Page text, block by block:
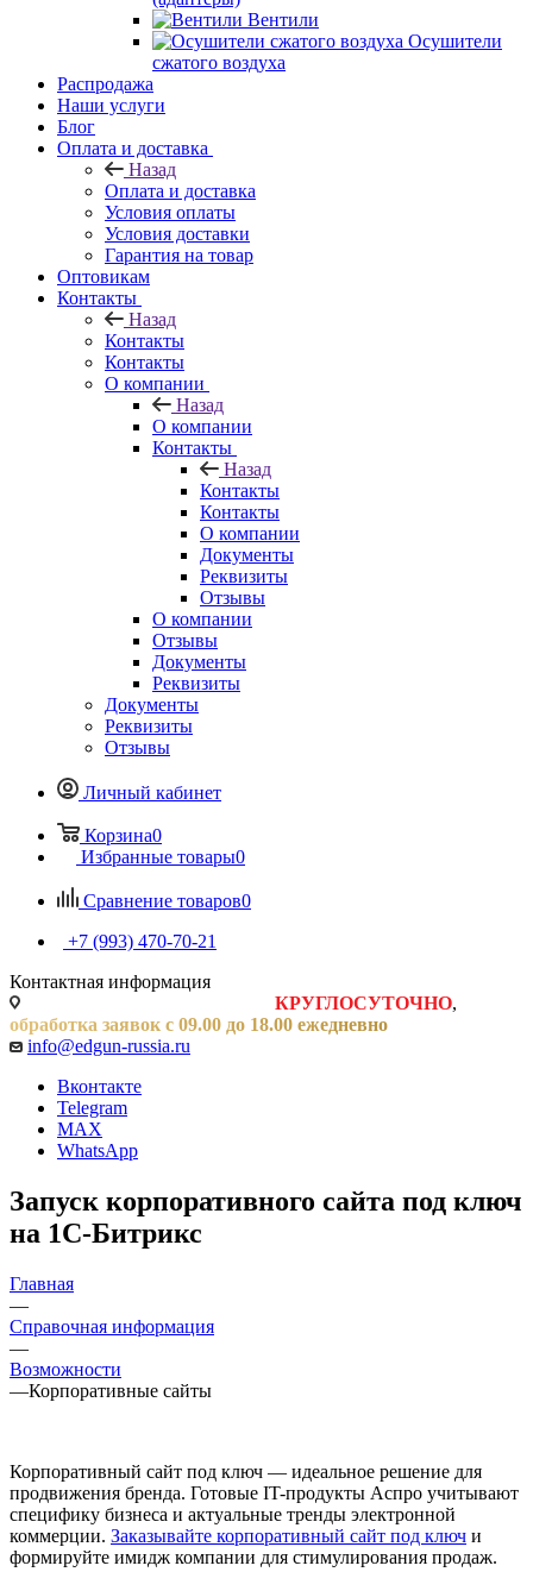
Вентили
Осушители
сжатого воздуха
Распродажа
Наши услуги
Блог
Оплата и доставка
Назад
Оплата и доставка
Условия оплаты
Условия доставки
Гарантия на товар
Оптовикам
Контакты
Назад
Контакты
Контакты
О компании
Назад
О компании
Контакты
Назад
Контакты
Контакты
О компании
Документы
Реквизиты
Отзывы
О компании
Отзывы
Документы
Реквизиты
Документы
Реквизиты
Отзывы
Личный кабинет
Корзина0
Избранные товары0
Сравнение товаров0
+7 (993) 470-70-21
Контактная информация
КРУГЛОСУТОЧНО,
обработка заявок с 09.00 до 18.00 ежедневно
info@edgun-russia.ru
Вконтакте
Telegram
MAX
WhatsApp
Запуск корпоративного сайта под ключ
на 1С-Битрикс
Главная
—
Справочная информация
—
Возможности
—Корпоративные сайты
Корпоративный сайт под ключ — идеальное решение для
продвижения бренда. Готовые IT-продукты Аспро учитывают
специфику бизнеса и актуальные тренды электронной
коммерции. Заказывайте корпоративный сайт под ключ и
формируйте имидж компании для стимулирования продаж.